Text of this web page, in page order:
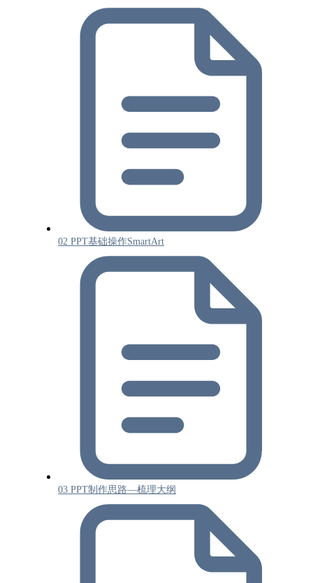
02 PPT基础操作SmartArt
03 PPT制作思路—梳理大纲